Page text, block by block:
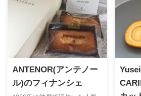
ANTENOR(アンテノー
ル)のフィナンシェ